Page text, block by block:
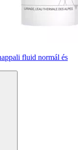
fluid normál és